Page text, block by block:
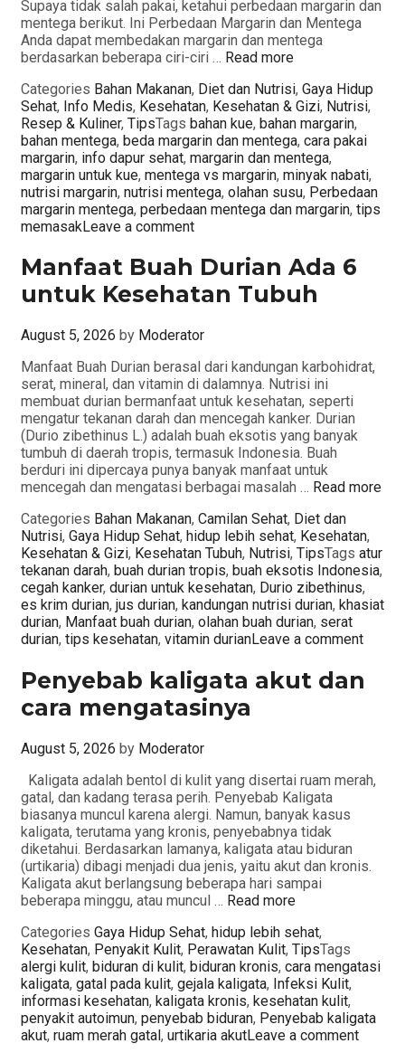
Supaya tidak salah pakai, ketahui perbedaan margarin dan
mentega berikut. Ini Perbedaan Margarin dan Mentega
Anda dapat membedakan margarin dan mentega
berdasarkan beberapa ciri-ciri … Read more
Categories Bahan Makanan, Diet dan Nutrisi, Gaya Hidup
Sehat, Info Medis, Kesehatan, Kesehatan & Gizi, Nutrisi,
Resep & Kuliner, TipsTags bahan kue, bahan margarin,
bahan mentega, beda margarin dan mentega, cara pakai
margarin, info dapur sehat, margarin dan mentega,
margarin untuk kue, mentega vs margarin, minyak nabati,
nutrisi margarin, nutrisi mentega, olahan susu, Perbedaan
margarin mentega, perbedaan mentega dan margarin, tips
memasakLeave a comment
Manfaat Buah Durian Ada 6
untuk Kesehatan Tubuh
August 5, 2026 by Moderator
Manfaat Buah Durian berasal dari kandungan karbohidrat,
serat, mineral, dan vitamin di dalamnya. Nutrisi ini
membuat durian bermanfaat untuk kesehatan, seperti
mengatur tekanan darah dan mencegah kanker. Durian
(Durio zibethinus L.) adalah buah eksotis yang banyak
tumbuh di daerah tropis, termasuk Indonesia. Buah
berduri ini dipercaya punya banyak manfaat untuk
mencegah dan mengatasi berbagai masalah … Read more
Categories Bahan Makanan, Camilan Sehat, Diet dan
Nutrisi, Gaya Hidup Sehat, hidup lebih sehat, Kesehatan,
Kesehatan & Gizi, Kesehatan Tubuh, Nutrisi, TipsTags atur
tekanan darah, buah durian tropis, buah eksotis Indonesia,
cegah kanker, durian untuk kesehatan, Durio zibethinus,
es krim durian, jus durian, kandungan nutrisi durian, khasiat
durian, Manfaat buah durian, olahan buah durian, serat
durian, tips kesehatan, vitamin durianLeave a comment
Penyebab kaligata akut dan
cara mengatasinya
August 5, 2026 by Moderator
Kaligata adalah bentol di kulit yang disertai ruam merah,
gatal, dan kadang terasa perih. Penyebab Kaligata
biasanya muncul karena alergi. Namun, banyak kasus
kaligata, terutama yang kronis, penyebabnya tidak
diketahui. Berdasarkan lamanya, kaligata atau biduran
(urtikaria) dibagi menjadi dua jenis, yaitu akut dan kronis.
Kaligata akut berlangsung beberapa hari sampai
beberapa minggu, atau muncul … Read more
Categories Gaya Hidup Sehat, hidup lebih sehat,
Kesehatan, Penyakit Kulit, Perawatan Kulit, TipsTags
alergi kulit, biduran di kulit, biduran kronis, cara mengatasi
kaligata, gatal pada kulit, gejala kaligata, Infeksi Kulit,
informasi kesehatan, kaligata kronis, kesehatan kulit,
penyakit autoimun, penyebab biduran, Penyebab kaligata
akut, ruam merah gatal, urtikaria akutLeave a comment